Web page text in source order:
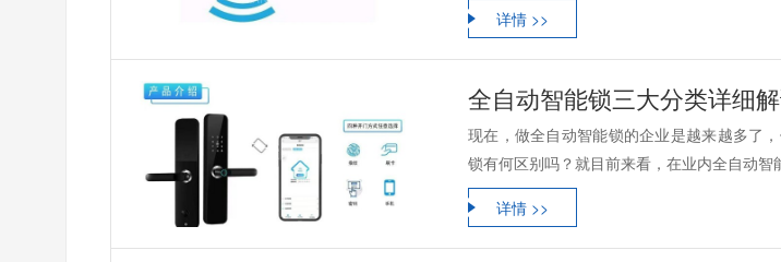
详情 >>
全自动智能锁三大分类详细解
现在，做全自动智能锁的企业是越来越多了
锁有何区别吗？就目前来看，在业内全自动智
详情 >>